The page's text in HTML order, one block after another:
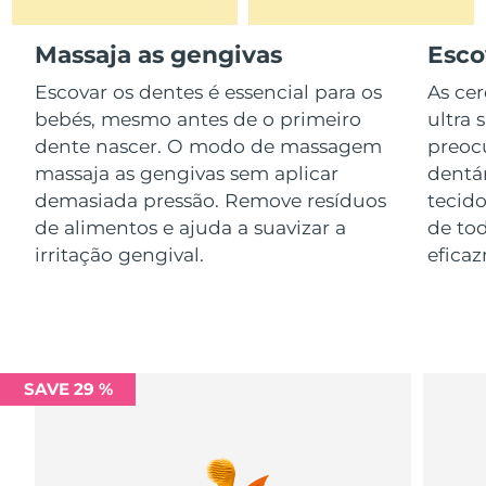
Massaja as gengivas
Escovar os dentes é essencial para os
bebés, mesmo antes de o primeiro
dente nascer. O modo de massagem
massaja as gengivas sem aplicar
demasiada pressão. Remove resíduos
de alimentos e ajuda a suavizar a
irritação gengival.
As
ultra
de
SAVE 29 %
Advanced pore care essentials
Cosméticos Homens
Comprar todos
Israel Entrega prevista 8/14/26
Itália Entrega prevista 8/10/26
Japão Entrega prevista 8/13/26
Jersey Entrega prevista 8/15/26
Cazaquistão 8/12/26
Líbano